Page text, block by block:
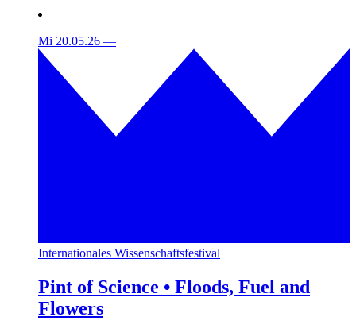
Mi 20.05.26 —
Internationales Wissenschaftsfestival
Pint of Science • Floods, Fuel and
Flowers